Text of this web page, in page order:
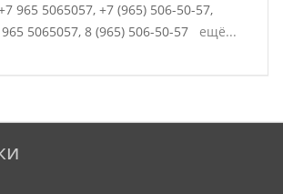
965 5065057, +7 (965) 506-50-57,
5065057, 8 (965) 506-50-57 ещё...